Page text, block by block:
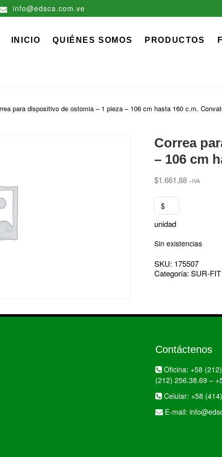
info@edsca.com.ve
EDS, C.A.
INICIO QUIÉNES SOMOS PRODUCTOS
para dispositivo de ostomia – 1 pieza – 106 cm hasta 160 c.m.
Correa
– 106 cm
$1.661,88 +IVA
$
unidad
Sin existencias
SKU: 175507
Categoría: SUR-
Contáctenos
Oficina: +58
(212) 256.38.69 –
Celular: +58
E-mail: